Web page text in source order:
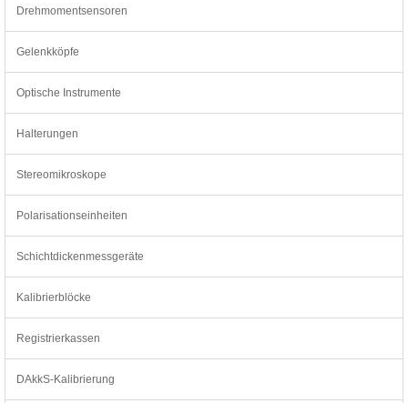
Drehmomentsensoren
Gelenkköpfe
Optische Instrumente
Halterungen
Stereomikroskope
Polarisationseinheiten
Schichtdickenmessgeräte
Kalibrierblöcke
Registrierkassen
DAkkS-Kalibrierung